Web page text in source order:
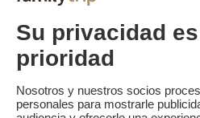
Familytrip
¿Quiénes somos?
Condiciones generales
Lo que la prensa dice de nosotros
Socios
Su privacidad
prioridad
Nosotros y nuestros socios
personales para mostrarle